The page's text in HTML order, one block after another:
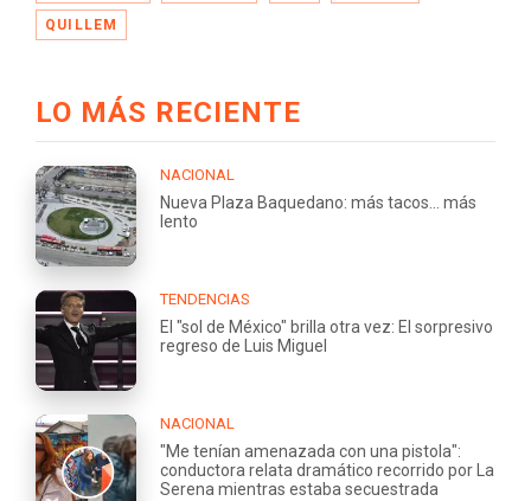
QUILLEM
LO MÁS RECIENTE
NACIONAL
Nueva Plaza Baquedano: más tacos... más
lento
TENDENCIAS
El "sol de México" brilla otra vez: El sorpresivo
regreso de Luis Miguel
NACIONAL
"Me tenían amenazada con una pistola":
conductora relata dramático recorrido por La
Serena mientras estaba secuestrada